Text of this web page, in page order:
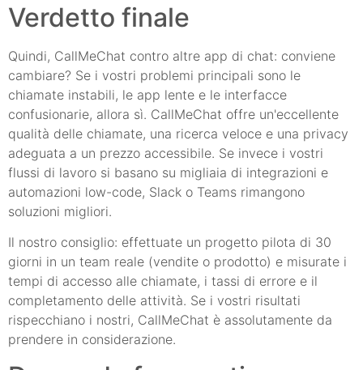
Verdetto finale
Quindi, CallMeChat contro altre app di chat: conviene
cambiare? Se i vostri problemi principali sono le
chiamate instabili, le app lente e le interfacce
confusionarie, allora sì. CallMeChat offre un'eccellente
qualità delle chiamate, una ricerca veloce e una privacy
adeguata a un prezzo accessibile. Se invece i vostri
flussi di lavoro si basano su migliaia di integrazioni e
automazioni low-code, Slack o Teams rimangono
soluzioni migliori.
Il nostro consiglio: effettuate un progetto pilota di 30
giorni in un team reale (vendite o prodotto) e misurate i
tempi di accesso alle chiamate, i tassi di errore e il
completamento delle attività. Se i vostri risultati
rispecchiano i nostri, CallMeChat è assolutamente da
prendere in considerazione.